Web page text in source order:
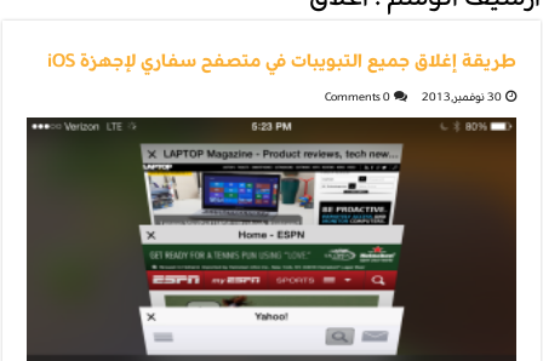
طريقة إغلاق جميع التبويبات في متصفح سفاري لإجهزة iOS
30 نوفمبر,2013 0 Comments